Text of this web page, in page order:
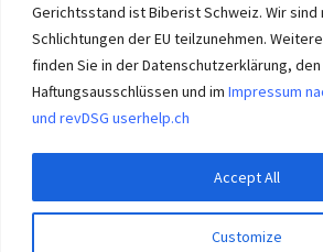
Gerichtsstand ist Biberist Schweiz. Wir
Schlichtungen der EU teilzunehmen.
finden Sie in der Datenschutzerklärung, den
Haftungsausschlüssen und im Impressum
und revDSG userhelp.ch
Customize
Accept All
KMU Solothurn ist eine Webseite von
Recht NDSG mit Gerichtsstand in Biberist
© 2026KMU Solothurn– Alle
– Entworfen mit dem